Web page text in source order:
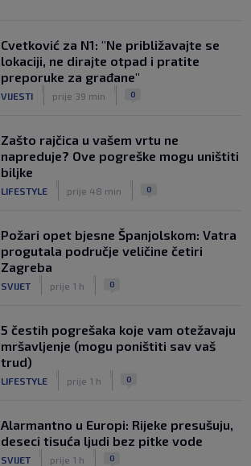
Cvetković za N1: "Ne približavajte se
lokaciji, ne dirajte otpad i pratite
preporuke za građane"
VIJESTI prije 39 min 0
Zašto rajčica u vašem vrtu ne
napreduje? Ove pogreške mogu uništiti
biljke
LIFESTYLE prije 48 min 0
Požari opet bjesne Španjolskom: Vatra
progutala područje veličine četiri
Zagreba
SVIJET prije 1 h 0
5 čestih pogrešaka koje vam otežavaju
mršavljenje (mogu poništiti sav vaš
trud)
LIFESTYLE prije 1 h 0
Alarmantno u Europi: Rijeke presušuju,
deseci tisuća ljudi bez pitke vode
SVIJET prije 1 h 0